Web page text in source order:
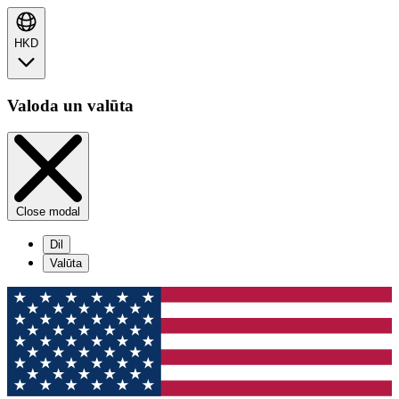
HKD
Valoda un valūta
Close modal
Dil
Valūta